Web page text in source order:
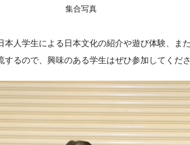
集合写真
人学生による日本文化の紹介や遊び体験、ま
るので、興味のある学生はぜひ参加してくださ